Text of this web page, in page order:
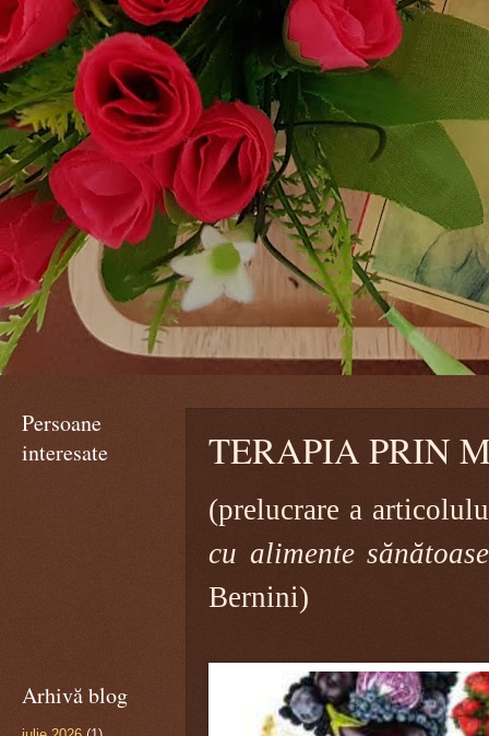
TERAPIA PRIN
(prelucrare a
cu alimente sănătoase
Bernini)
Persoane
interesate
Arhivă blog